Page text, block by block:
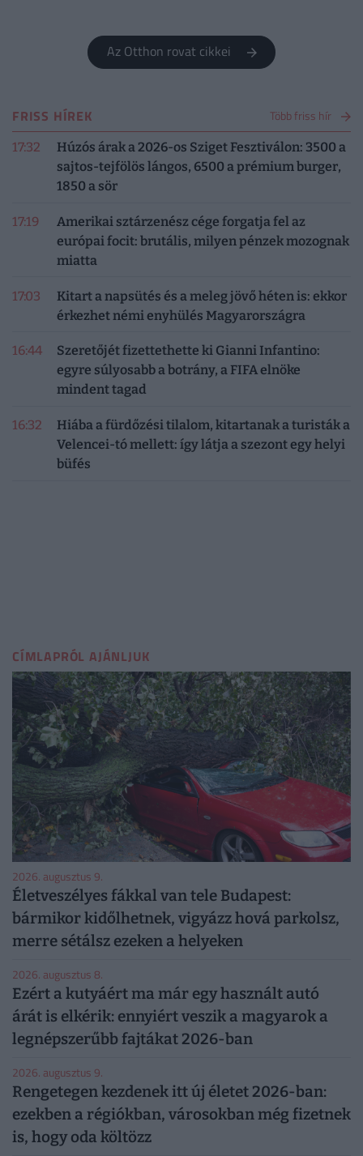
Az Otthon rovat cikkei
FRISS HÍREK Több friss hír
17:32
Húzós árak a 2026-os Sziget Fesztiválon: 3500 a
sajtos-tejfölös lángos, 6500 a prémium burger,
1850 a sör
17:19
Amerikai sztárzenész cége forgatja fel az
európai focit: brutális, milyen pénzek mozognak
miatta
17:03
Kitart a napsütés és a meleg jövő héten is: ekkor
érkezhet némi enyhülés Magyarországra
16:44
Szeretőjét fizettethette ki Gianni Infantino:
egyre súlyosabb a botrány, a FIFA elnöke
mindent tagad
16:32
Hiába a fürdőzési tilalom, kitartanak a turisták a
Velencei-tó mellett: így látja a szezont egy helyi
büfés
CÍMLAPRÓL AJÁNLJUK
2026. augusztus 9.
Életveszélyes fákkal van tele Budapest:
bármikor kidőlhetnek, vigyázz hová parkolsz,
merre sétálsz ezeken a helyeken
2026. augusztus 8.
Ezért a kutyáért ma már egy használt autó
árát is elkérik: ennyiért veszik a magyarok a
legnépszerűbb fajtákat 2026-ban
2026. augusztus 9.
Rengetegen kezdenek itt új életet 2026-ban:
ezekben a régiókban, városokban még fizetnek
is, hogy oda költözz